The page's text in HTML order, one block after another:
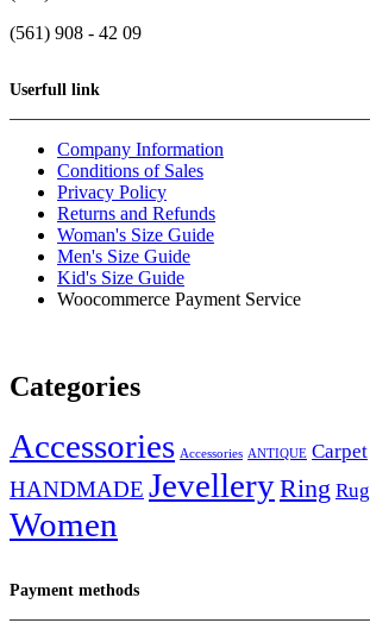
(561) 908 - 42 09
Userfull link
Company Information
Conditions of Sales
Privacy Policy
Returns and Refunds
Woman's Size Guide
Men's Size Guide
Kid's Size Guide
Woocommerce Payment Service
Categories
Accessories Accessories ANTIQUE Carpet
HANDMADE JevelleryRing Rug
Women
Payment methods